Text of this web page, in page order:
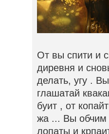
От вы спити и
диревня и
делать, угу .
глашатай
буит , от
жа ... Вы обчим
лопаты и